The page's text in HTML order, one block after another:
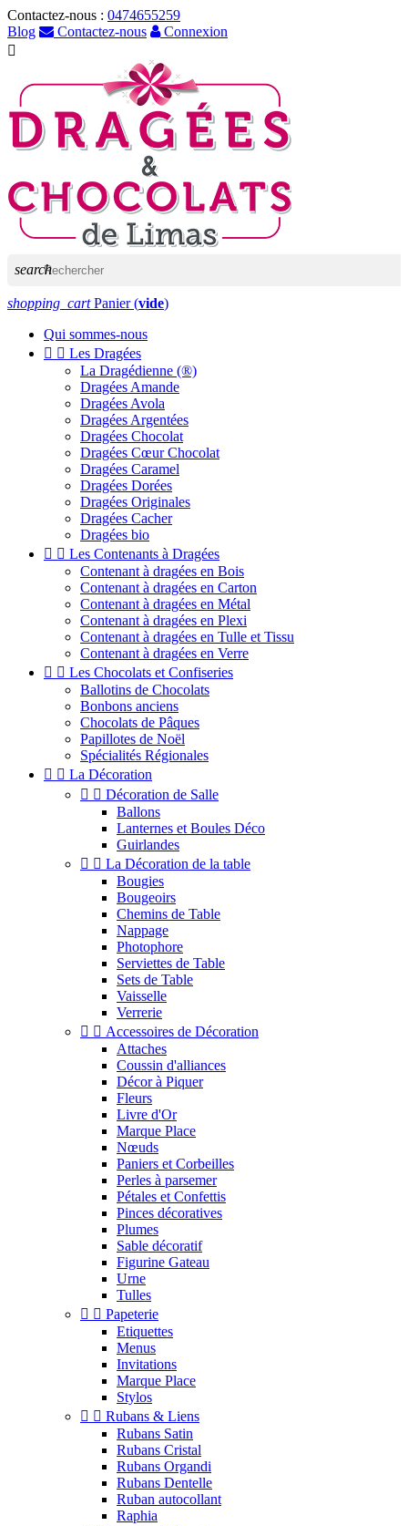
Contactez-nous : 0474655259
Blog
Contactez-nous
Connexion

search
shopping_cart Panier (vide)
Qui sommes-nous
  Les Dragées
La Dragédienne (®)
Dragées Amande
Dragées Avola
Dragées Argentées
Dragées Chocolat
Dragées Cœur Chocolat
Dragées Caramel
Dragées Dorées
Dragées Originales
Dragées Cacher
Dragées bio
  Les Contenants à Dragées
Contenant à dragées en Bois
Contenant à dragées en Carton
Contenant à dragées en Métal
Contenant à dragées en Plexi
Contenant à dragées en Tulle et Tissu
Contenant à dragées en Verre
  Les Chocolats et Confiseries
Ballotins de Chocolats
Bonbons anciens
Chocolats de Pâques
Papillotes de Noël
Spécialités Régionales
  La Décoration
  Décoration de Salle
Ballons
Lanternes et Boules Déco
Guirlandes
  La Décoration de la table
Bougies
Bougeoirs
Chemins de Table
Nappage
Photophore
Serviettes de Table
Sets de Table
Vaisselle
Verrerie
  Accessoires de Décoration
Attaches
Coussin d'alliances
Décor à Piquer
Fleurs
Livre d'Or
Marque Place
Nœuds
Paniers et Corbeilles
Perles à parsemer
Pétales et Confettis
Pinces décoratives
Plumes
Sable décoratif
Figurine Gateau
Urne
Tulles
  Papeterie
Etiquettes
Menus
Invitations
Marque Place
Stylos
  Rubans & Liens
Rubans Satin
Rubans Cristal
Rubans Organdi
Rubans Dentelle
Ruban autocollant
Raphia